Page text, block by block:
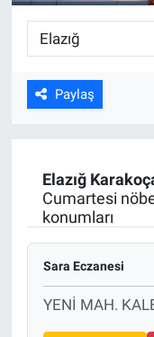
Paylaş
Elazığ
Cumartesi
konumları
Sara Eczanesi
YENİ MAH.